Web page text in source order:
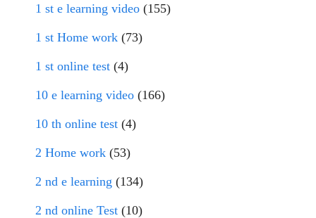
1 st e learning video (155)
1 st Home work (73)
1 st online test (4)
10 e learning video (166)
10 th online test (4)
2 Home work (53)
2 nd e learning (134)
2 nd online Test (10)